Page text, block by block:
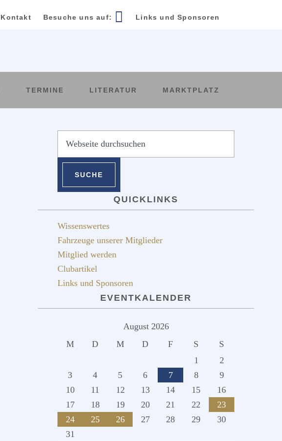
Kontakt Besuche uns auf: Links und Sponsoren
TERMINE LITERATUR MARKTPLATZ
SEITENSPALTE
QUICKLINKS
Wissenswertes
Fahrzeuge unserer Mitglieder
Mitglied werden
Clubartikel
Links und Sponsoren
EVENTKALENDER
August 2026
M
D M D F S
S
1
2
3
4 5 6 7 8
9
10
11 12 13 14 15
16
17
18 19 20 21 22
23
24
25 26 27 28 29
30
31